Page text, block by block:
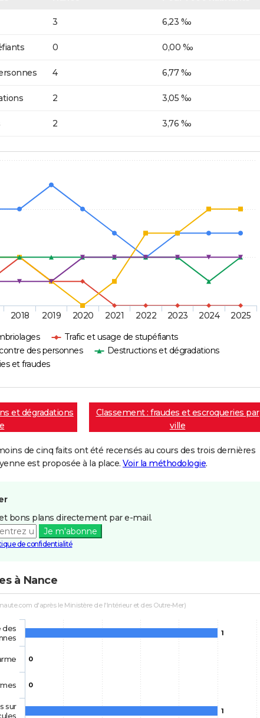
3 6,23 ‰
0 0,00 ‰
4 6,77 ‰
2 3,05 ‰
2 3,76 ‰
Trafic et usage de stupéfiants
des personnes
Destructions et dégradations
et fraudes
2018 2019 2020 2021 2022 2023 2024 2025
et dégradations
Classement : fraudes et escroqueries par
ville
de cinq faits ont été recensés au cours des trois dernières
est proposée à la place. Voir la méthodologie.
bons plans directement par e-mail.
Je m'abonne
de confidentialité
à Nance
d'après le Ministère de l'Intérieur et des Outre-Mer)
1
0
0
1
des
sur